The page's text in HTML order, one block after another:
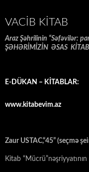
VACIB KITAB
Araz Şəhrilinin “Səfəvilər:
ŞƏHƏRİMİZİN ƏSAS
E-DÜKAN – KİTABLAR:
www.kitabevim.az
Zaur USTAC,“45” (seçmə
Kitab “Mücrü”nəşriyyatının